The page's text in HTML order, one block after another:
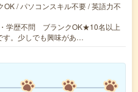
OK / パソコンスキル不要 / 英語力不
学歴不問 ブランクOK★10名以上
す。少しでも興味があ…